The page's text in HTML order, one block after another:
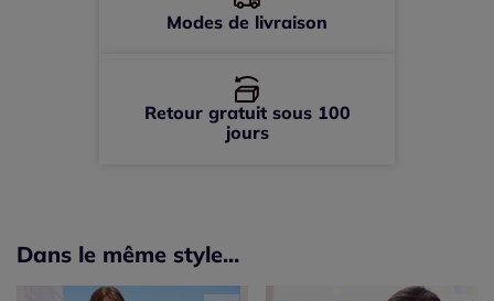
Modes de livraison
Retour gratuit sous 100
jours
Dans le même style...